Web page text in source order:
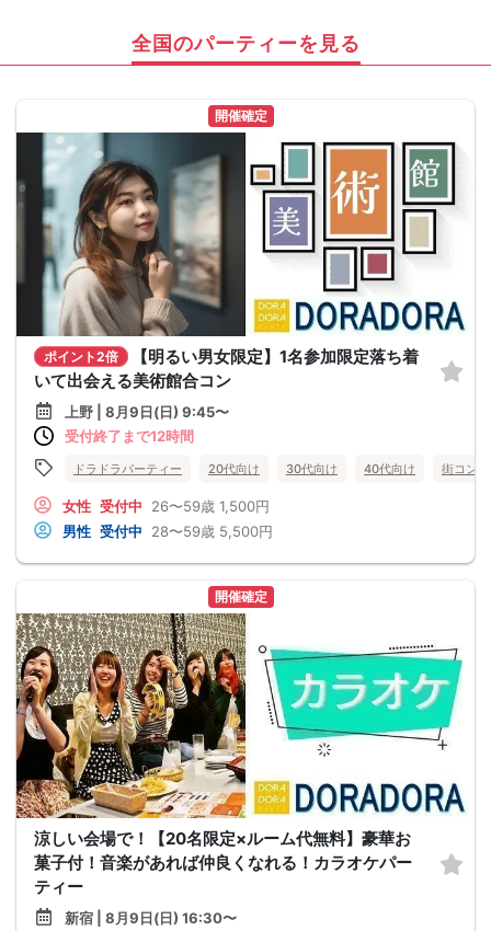
全国のパーティーを見る
開催確定
ポイント2倍
【明るい男女限定】1名参加限定落ち着
いて出会える美術館合コン
上野 | 8月9日(日) 9:45〜
受付終了まで12時間
ドラドラパーティー 20代向け 30代向け 40代向け 街コン
女性 受付中 26〜59歳 1,500円
男性 受付中 28〜59歳 5,500円
開催確定
涼しい会場で！【20名限定×ルーム代無料】豪華お
菓子付！音楽があれば仲良くなれる！カラオケパー
ティー
新宿 | 8月9日(日) 16:30〜